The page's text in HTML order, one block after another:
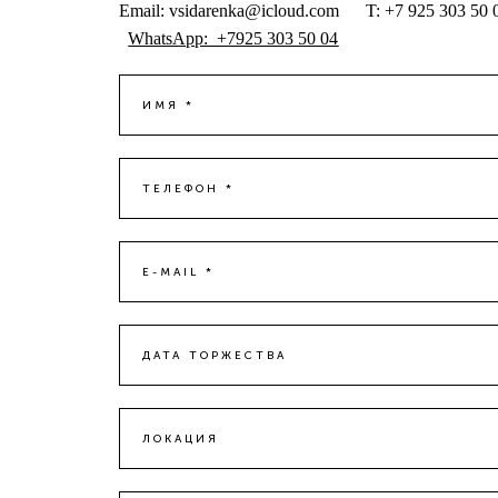
Email: vsidarenka@icloud.com T: +7 925 303
WhatsApp: +7925 303 50 04
ИМЯ *
ТЕЛЕФОН *
E-MAIL *
ДАТА ТОРЖЕСТВА
ЛОКАЦИЯ